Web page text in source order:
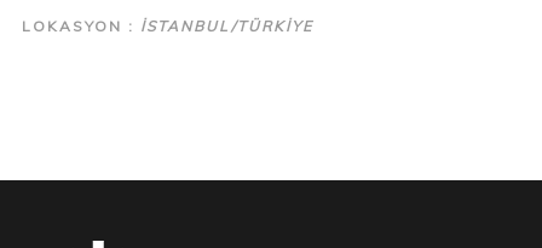
LOKASYON : İSTANBUL/TÜRKIYE